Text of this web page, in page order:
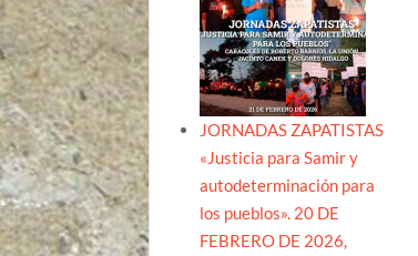
JORNADAS ZAPATISTAS
«Justicia para Samir y
autodeterminación para
los pueblos». 20 DE
FEBRERO DE 2026,